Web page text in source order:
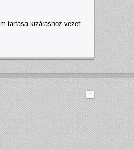
tartása kizáráshoz vezet.